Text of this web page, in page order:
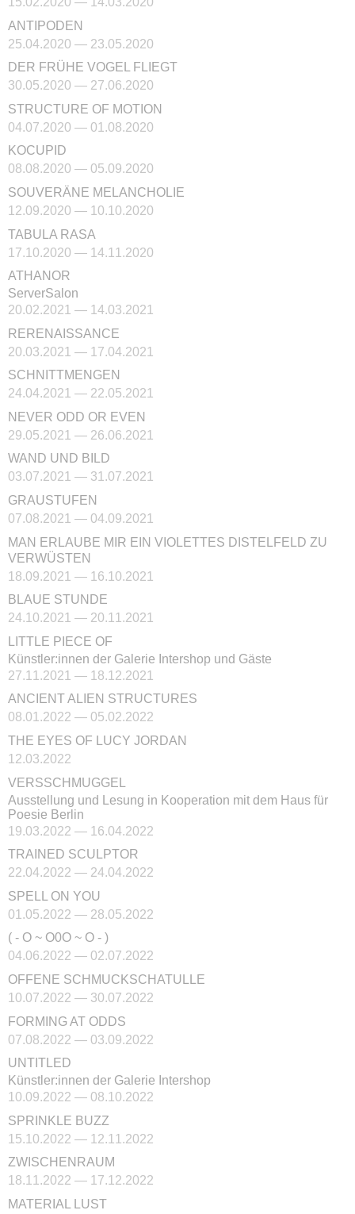
ANTIPODEN
25.04.2020 — 23.05.2020
DER FRÜHE VOGEL FLIEGT
30.05.2020 — 27.06.2020
STRUCTURE OF MOTION
04.07.2020 — 01.08.2020
KOCUPID
08.08.2020 — 05.09.2020
SOUVERÄNE MELANCHOLIE
12.09.2020 — 10.10.2020
TABULA RASA
17.10.2020 — 14.11.2020
ATHANOR
ServerSalon
20.02.2021 — 14.03.2021
RERENAISSANCE
20.03.2021 — 17.04.2021
SCHNITTMENGEN
24.04.2021 — 22.05.2021
NEVER ODD OR EVEN
29.05.2021 — 26.06.2021
WAND UND BILD
03.07.2021 — 31.07.2021
GRAUSTUFEN
07.08.2021 — 04.09.2021
MAN ERLAUBE MIR EIN VIOLETTES DISTELFELD ZU
VERWÜSTEN
18.09.2021 — 16.10.2021
BLAUE STUNDE
24.10.2021 — 20.11.2021
LITTLE PIECE OF
Künstler:innen der Galerie Intershop und Gäste
27.11.2021 — 18.12.2021
ANCIENT ALIEN STRUCTURES
08.01.2022 — 05.02.2022
THE EYES OF LUCY JORDAN
12.03.2022
VERSSCHMUGGEL
Ausstellung und Lesung in Kooperation mit dem Haus für
Poesie Berlin
19.03.2022 — 16.04.2022
TRAINED SCULPTOR
22.04.2022 — 24.04.2022
SPELL ON YOU
01.05.2022 — 28.05.2022
( - O ~ O0O ~ O - )
04.06.2022 — 02.07.2022
OFFENE SCHMUCKSCHATULLE
10.07.2022 — 30.07.2022
FORMING AT ODDS
07.08.2022 — 03.09.2022
UNTITLED
Künstler:innen der Galerie Intershop
10.09.2022 — 08.10.2022
SPRINKLE BUZZ
15.10.2022 — 12.11.2022
ZWISCHENRAUM
18.11.2022 — 17.12.2022
MATERIAL LUST